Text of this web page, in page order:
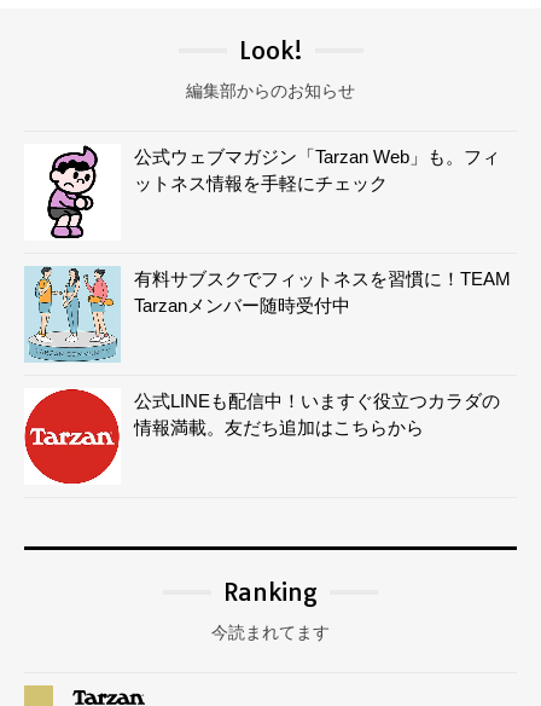
Look!
編集部からのお知らせ
公式ウェブマガジン「Tarzan Web」も。フィ
ットネス情報を手軽にチェック
有料サブスクでフィットネスを習慣に！TEAM
Tarzanメンバー随時受付中
公式LINEも配信中！いますぐ役立つカラダの
情報満載。友だち追加はこちらから
Ranking
今読まれてます